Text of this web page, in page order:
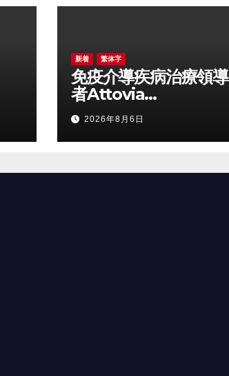
新着 繁体字
免疫介導疾病治療領導
者Attovia
Therapeutics成功登
陸納斯達克
2026年8月6日